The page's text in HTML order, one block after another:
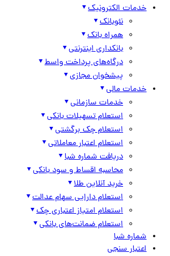
خدمات الکترونیک
نئوبانک
همراه بانک
بانکداری اینترنتی
درگاه‌های پرداخت واسط
پیشخوان مجازی
خدمات مالی
خدمات سازمانی
استعلام تسهیلات بانکی
استعلام چک برگشتی
استعلام اعتبار معاملاتی
دریافت شماره شبا
محاسبه اقساط و سود بانکی
خرید آنلاین طلا
استعلام دارایی سهام عدالت
استعلام امتیاز اعتباری چک
استعلام ضمانت‌های بانکی
شماره شبا
اعتبار سنجی